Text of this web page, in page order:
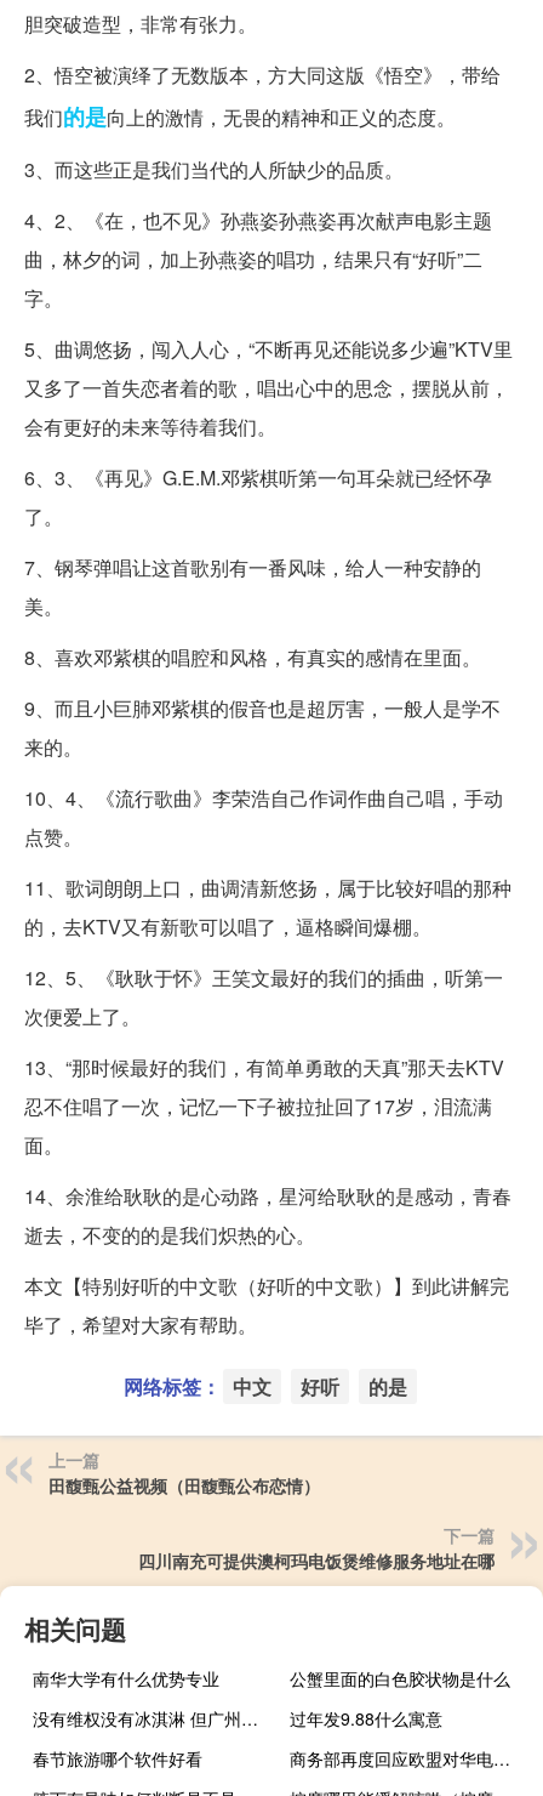
胆突破造型，非常有张力。
2、悟空被演绎了无数版本，方大同这版《悟空》，带给
我们的是向上的激情，无畏的精神和正义的态度。
3、而这些正是我们当代的人所缺少的品质。
4、2、《在，也不见》孙燕姿孙燕姿再次献声电影主题
曲，林夕的词，加上孙燕姿的唱功，结果只有“好听”二
字。
5、曲调悠扬，闯入人心，“不断再见还能说多少遍”KTV里
又多了一首失恋者着的歌，唱出心中的思念，摆脱从前，
会有更好的未来等待着我们。
6、3、《再见》G.E.M.邓紫棋听第一句耳朵就已经怀孕
了。
7、钢琴弹唱让这首歌别有一番风味，给人一种安静的
美。
8、喜欢邓紫棋的唱腔和风格，有真实的感情在里面。
9、而且小巨肺邓紫棋的假音也是超厉害，一般人是学不
来的。
10、4、《流行歌曲》李荣浩自己作词作曲自己唱，手动
点赞。
11、歌词朗朗上口，曲调清新悠扬，属于比较好唱的那种
的，去KTV又有新歌可以唱了，逼格瞬间爆棚。
12、5、《耿耿于怀》王笑文最好的我们的插曲，听第一
次便爱上了。
13、“那时候最好的我们，有简单勇敢的天真”那天去KTV
忍不住唱了一次，记忆一下子被拉扯回了17岁，泪流满
面。
14、余淮给耿耿的是心动路，星河给耿耿的是感动，青春
逝去，不变的的是我们炽热的心。
本文【特别好听的中文歌（好听的中文歌）】到此讲解完
毕了，希望对大家有帮助。
网络标签： 中文 好听 的是
上一篇
田馥甄公益视频（田馥甄公布恋情）
下一篇
四川南充可提供澳柯玛电饭煲维修服务地址在哪
相关问题
南华大学有什么优势专业
公蟹里面的白色胶状物是什么
没有维权没有冰淇淋 但广州车展这次亮点依旧不少！
过年发9.88什么寓意
春节旅游哪个软件好看
商务部再度回应欧盟对华电动汽车反补贴调查 到底什么情况嘞